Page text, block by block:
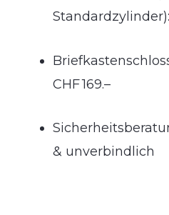
CHF 169.–
& unverbindlich